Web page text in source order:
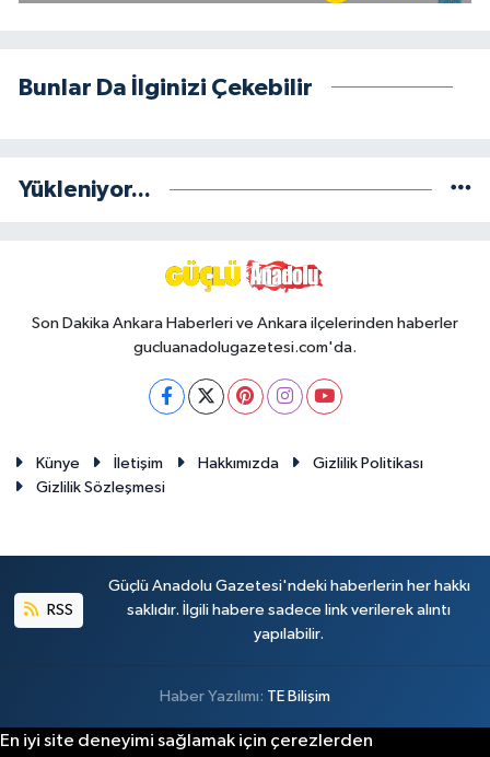
Bunlar Da İlginizi Çekebilir
Yükleniyor...
Son Dakika Ankara Haberleri ve Ankara ilçelerinden haberler
gucluanadolugazetesi.com'da.
Künye İletişim Hakkımızda
Gizlilik Politikası
Gizlilik Sözleşmesi
RSS
Güçlü Anadolu Gazetesi'ndeki haberlerin her hakkı
saklıdır. İlgili habere sadece link verilerek alıntı
yapılabilir.
Haber Yazılımı: TE Bilişim
En iyi site deneyimi sağlamak için çerezlerden